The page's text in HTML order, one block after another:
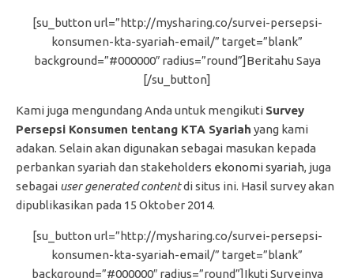
[su_button url=”http://mysharing.co/survei-persepsi-
konsumen-kta-syariah-email/” target=”blank”
background=”#000000″ radius=”round”]Beritahu Saya
[/su_button]
Kami juga mengundang Anda untuk mengikuti Survey
Persepsi Konsumen tentang KTA Syariah yang kami
adakan. Selain akan digunakan sebagai masukan kepada
perbankan syariah dan stakeholders ekonomi syariah, juga
sebagai user generated contentdi situs ini. Hasil survey akan
dipublikasikan pada 15 Oktober 2014.
[su_button url=”http://mysharing.co/survei-persepsi-
konsumen-kta-syariah-email/” target=”blank”
background=”#000000″ radius=”round”]Ikuti Surveinya